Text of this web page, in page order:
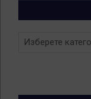
Categories